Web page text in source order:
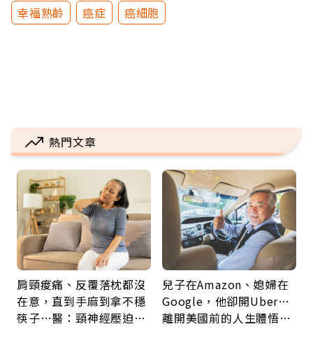
幸福熟齡
癌症 癌細胞
熱門文章
肩頸痠痛、反覆落枕都沒
在意，直到手麻到拿不穩
筷子…醫：頸神經壓迫上
兒子在Amazon、媳婦在
Google，他卻開Uber…
離開美國前的人生體悟：